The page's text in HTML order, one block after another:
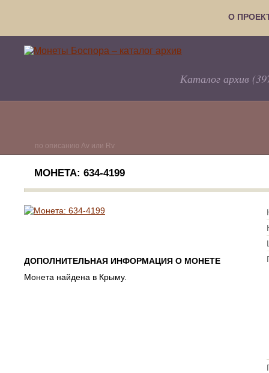
О
Каталог архив
по описанию Av или Rv
МОНЕТА: 634-4199
ДОПОЛНИТЕЛЬНАЯ ИНФОРМАЦИЯ О МОНЕТЕ
Монета найдена в Крыму.